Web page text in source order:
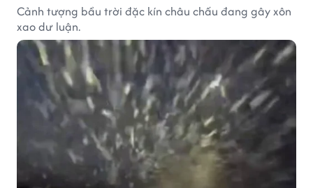
Cảnh tượng bầu trời đặc kín châu chấu đang gây xôn
xao dư luận.